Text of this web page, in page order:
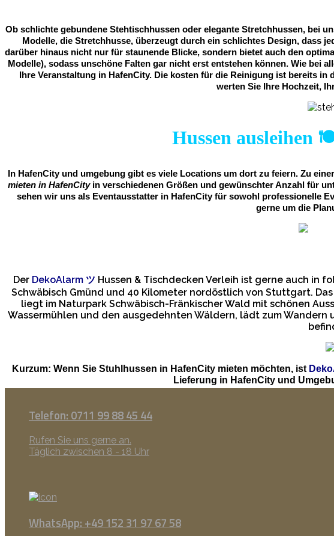
Ob schlichte gebundene Stehtischhussen oder elegante Stretchhussen, bei
Modelle, die Stretchhusse, überzeugt durch ein schlichtes Design, dass
darüber hinaus nicht nur für staunende Blicke, sondern bietet auch den
Modelle), sodass unschöne Falten gar nicht erst entstehen können. Wie bei
Ihre Veranstaltung in HafenCity. Die kosten für die Reinigung ist bereits
werten Sie Ihre Hochzeit,
Hussen ausleihen
In HafenCity und umgebung gibt es viele Locations um dort zu feiern. Zu
mieten in HafenCityin verschiedenen Größen und gewünschter Anzahl für
sehen wir uns als Eventausstatter in HafenCity für sowohl professionelle
gerne um die
Der DekoAlarm ツ Hussen & Tischdecken Verleih ist gerne auch in
Schwäbisch Gmünd und 40 Kilometer nordöstlich von Stuttgart.
liegt im Naturpark Schwäbisch-Fränkischer Wald mit schönen
Wassermühlen und den ausgedehnten Wäldern, lädt zum
Kurzum: Wenn Sie Stuhlhussen in HafenCity mieten möchten, ist
Lieferung in HafenCity und
Telefon: 0711 99 88 45 44
Rufen Sie uns gerne an.
Täglich zwischen 8 - 18 Uhr
WhatsApp: +49 152 31 97 67 58